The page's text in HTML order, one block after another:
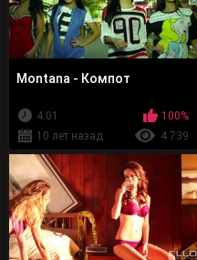
Montana - Компот
4:01
100%
10 лет назад
4 739